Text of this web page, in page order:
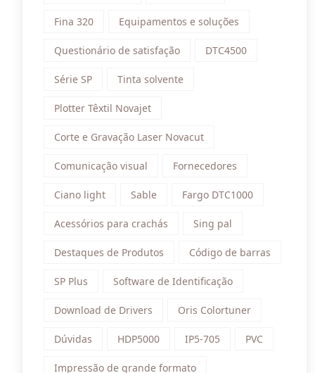
Fina 320 Equipamentos e soluções
Questionário de satisfação DTC4500
Série SP Tinta solvente
Plotter Têxtil Novajet
Corte e Gravação Laser Novacut
Comunicação visual Fornecedores
Ciano light Sable Fargo DTC1000
Acessórios para crachás Sing pal
Destaques de Produtos Código de barras
SP Plus Software de Identificação
Download de Drivers Oris Colortuner
Dúvidas HDP5000 IP5-705 PVC
Impressão de grande formato